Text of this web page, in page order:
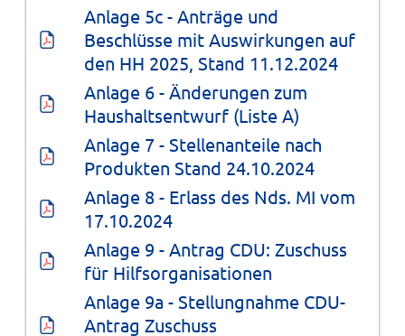
Anlage 5c - Anträge und
Beschlüsse mit Auswirkungen auf
den HH 2025, Stand 11.12.2024
Anlage 6 - Änderungen zum
Haushaltsentwurf (Liste A)
Anlage 7 - Stellenanteile nach
Produkten Stand 24.10.2024
Anlage 8 - Erlass des Nds. MI vom
17.10.2024
Anlage 9 - Antrag CDU: Zuschuss
für Hilfsorganisationen
Anlage 9a - Stellungnahme CDU-
Antrag Zuschuss